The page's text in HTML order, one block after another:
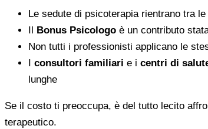
Le sedute di psicoterapia rientrano tra le
Il Bonus Psicologo è un contributo
Non tutti i professionisti applicano le
I consultori familiari e i centri di
lunghe
Se il costo ti preoccupa, è del tutto lecito
terapeutico.